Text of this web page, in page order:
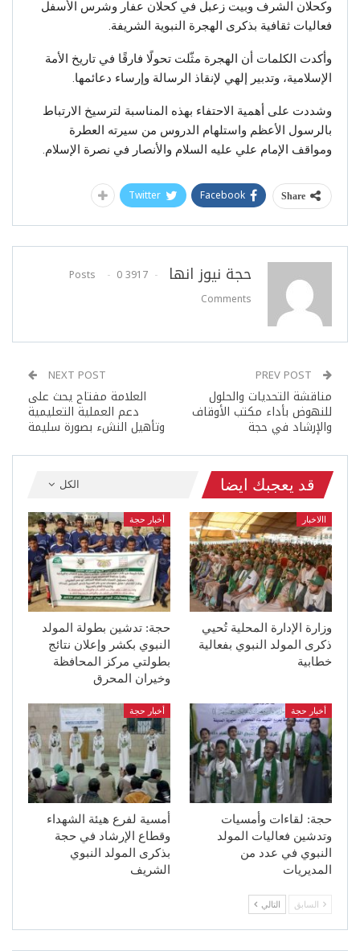
وكحلان الشرف وبيت زعبل في كحلان عفار وشرس الأسفل
فعاليات ثقافية بذكرى الهجرة النبوية الشريفة.
وأكدت الكلمات أن الهجرة مثّلت تحولًا فارقًا في تاريخ الأمة
الإسلامية، وتدبير إلهي لإنقاذ الرسالة وإرساء دعائمها.
وشددت على أهمية الاحتفاء بهذه المناسبة لترسيخ الارتباط
بالرسول الأعظم واستلهام الدروس من سيرته العطرة
ومواقف الإمام علي عليه السلام والأنصار في نصرة الإسلام.
Share
Facebook
Twitter
حجة نيوز انها 3917 Posts
0
Comments
مناقشة التحديات والحلول
للنهوض بأداء مكتب الأوقاف
والإرشاد في حجة
NEXT POST
العلامة مفتاح يحث على
دعم العملية التعليمية
وتأهيل النشء بصورة سليمة
الكل قد يعجبك ايضا
االاخبار
وزارة الإدارة المحلية تُحيي
ذكرى المولد النبوي بفعالية
خطابية
أخبار حجة
حجة: تدشين بطولة المولد
النبوي بكشر وإعلان نتائج
بطولتي مركز المحافظة
وخيران المحرق
أخبار حجة
حجة: لقاءات وأمسيات
وتدشين فعاليات المولد
النبوي في عدد من
المديريات
أخبار حجة
أمسية لفرع هيئة الشهداء
وقطاع الإرشاد في حجة
بذكرى المولد النبوي
الشريف
السابق التالي